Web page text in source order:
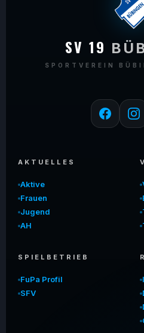
SV 19
SPORTVEREIN
AKTUELLES
Aktive
Frauen
Jugend
AH
SPIELBETRIEB
FuPa Profil
SFV